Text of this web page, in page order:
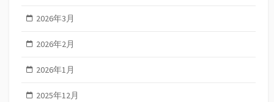
2026年3月
2026年2月
2026年1月
2025年12月